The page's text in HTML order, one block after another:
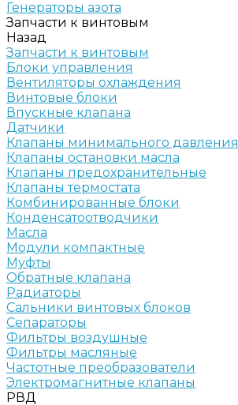
Генераторы азота
Запчасти к винтовым
Назад
Запчасти к винтовым
Блоки управления
Вентиляторы охлаждения
Винтовые блоки
Впускные клапана
Датчики
Клапаны минимального давления
Клапаны остановки масла
Клапаны предохранительные
Клапаны термостата
Комбинированные блоки
Конденсатоотводчики
Масла
Модули компактные
Муфты
Обратные клапана
Радиаторы
Сальники винтовых блоков
Сепараторы
Фильтры воздушные
Фильтры масляные
Частотные преобразователи
Электромагнитные клапаны
РВД